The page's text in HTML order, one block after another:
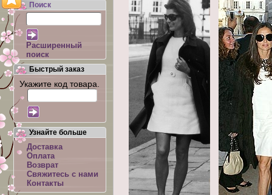
Поиск
Расширенный
поиск
Быстрый заказ
Укажите код товара.
Узнайте больше
Доставка
Оплата
Возврат
Свяжитесь с нами
Контакты